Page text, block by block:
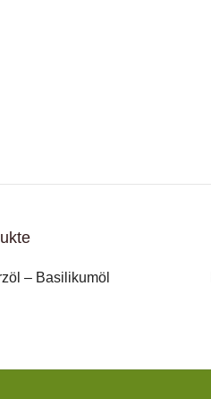
– Basilikumöl